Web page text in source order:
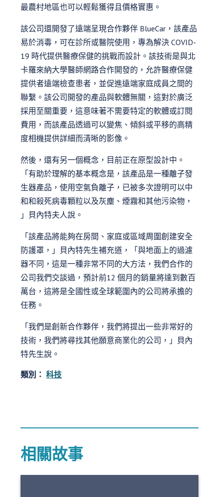
最農村地區也可以輕鬆獲得且價格實惠。
該公司還開發了遠端呈現合作夥伴 BlueCar，該產品
易於消毒，可在診所或醫院使用，專為解決 COVID-
19 時代提供醫療保健的挑戰而設計。該技術是與北
卡羅來納大學醫師網路合作開發的，允許醫療保健
提供者遠端檢查患者，並促進遠端家庭成員之間的
聯繫。該公司開發的產品與軟體無關，這對於廣泛
採用至關重要，這意味著不需要特定的軟體或訂閱
費用，而該產品透過可以變焦、傾斜或平移的高精
度相機提供詳細而清晰的影像。
然後，還有另一個概念，目前正在原型設計中。
「有助於理解的基本概念是，該產品是一種離子發
生器產品，使用空氣負離子，已被多次證明可以中
和和殺死病毒顆粒以及灰塵、煙霧和其他污染物，
」貝內特夫人說。
「該產品將能夠在房間、家庭或區域周圍創建安全
防護罩，」貝內特先生補充道，「與地面上的過濾
器不同，這是一種非常不同的大方法，我們合作的
公司我們交談過，預計前12 個月的銷量將達到數百
萬台，這將是全國性或全球範圍內的公司將承擔的
任務。
「我們是創新合作夥伴，我們將提出一些非常好的
技術，我們將尋找其他願意商業化的公司，」貝內
特先生說。
類別： 科技
相關故事